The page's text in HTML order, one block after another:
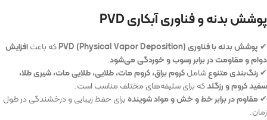
پوشش بدنه و فناوری آبکاری PVD
✔ پوشش بدنه با فناوری PVD (Physical Vapor Deposition) که باعثافزایش
دوام و مقاومت در برابر رسوب و خوردگی می‌شود.
✔رنگ‌بندی متنوعشاملکروم براق، کروم مات، طلایی، طلایی مات، شیری طلا،
سفید کروم و رزگلدکه برای سلیقه‌های مختلف مناسب است.
✔مقاوم در برابر خط و خش و مواد شویندهبرای حفظ زیبایی و درخشندگی در طول
زمان.